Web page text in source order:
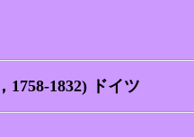
1832) ドイツ